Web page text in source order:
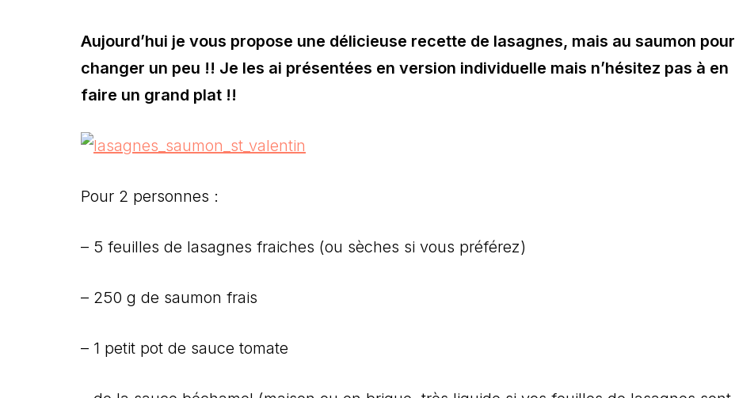
Aujourd’hui je vous propose une délicieuse recette de lasagnes, mais au saumon pour
changer un peu !! Je les ai présentées en version individuelle mais n’hésitez pas à en
faire un grand plat !!
Pour 2 personnes :
– 5 feuilles de lasagnes fraiches (ou sèches si vous préférez)
– 250 g de saumon frais
– 1 petit pot de sauce tomate